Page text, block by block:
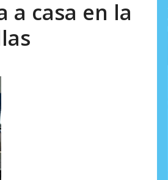
AGOSTO 6, 2026
a casa en la